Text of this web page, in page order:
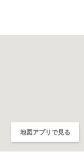
地図アプリで見る